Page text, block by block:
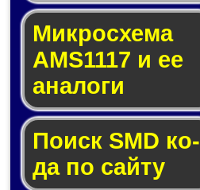
Микросхема
AMS1117 и ее
ана­ло­ги
Поиск SMD ко­
да по сай­ту